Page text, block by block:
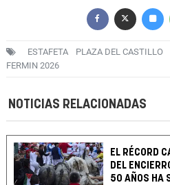
ESTAFETA PLAZA DEL CASTILLO
FERMIN 2026
NOTICIAS RELACIONADAS
EL RÉCORD
DEL
50 AÑOS HA